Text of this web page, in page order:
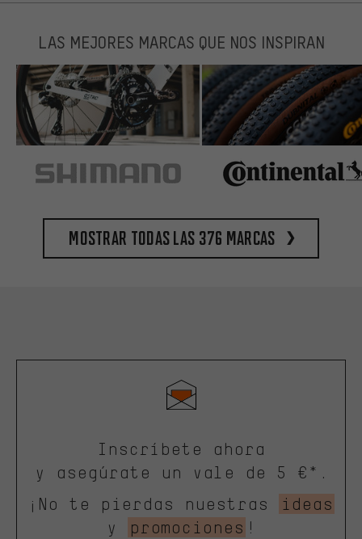
LAS MEJORES MARCAS QUE NOS INSPIRAN
Mostrar todas las 376 marcas
Inscríbete ahora
y asegúrate un vale de 5 €*.
¡No te pierdas nuestras
ideas
y
promociones !